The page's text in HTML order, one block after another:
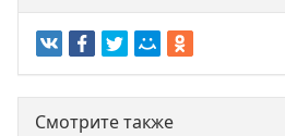
Смотрите также